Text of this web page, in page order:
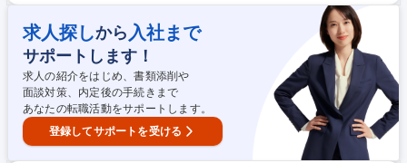
員向けAI教育、AI利用の仕組みづくり ■M365、Claude、ウィルスバスタ
ー等のライセンス管理 ※東京、大阪、広島、小倉の全拠点が対象。 ※新
設組織のため仕組みづくりからアイデアを反映でき、サポート・インフラ
経験を活かし新領域へ挑戦できます。 募集職種 未経験歓迎【大阪/社内S
E】（AI推進・インフラ保守）手当充実/育成サポート充実
求人探しから 入社まで
サポートします！
求人の紹介をはじめ、書類添削や
面談対策、内定後の手続きまで
あなたの転職活動をサポートします。
登録してサポートを受ける